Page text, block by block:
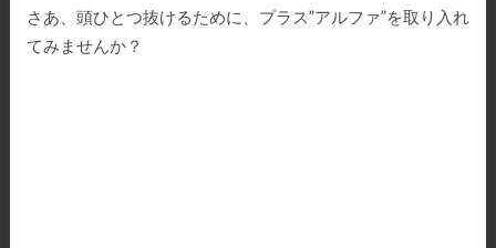
さあ、頭ひとつ抜けるために、プラス”アルファ”を取り入れ
てみませんか？